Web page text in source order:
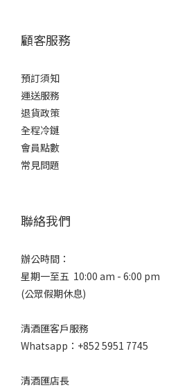
顧客服務
預訂須知
運送服務
退貨政策
全程冷鏈
會員點數
常見問題
聯絡我們
辦公時間：
星期一至五 10:00 am - 6:00 pm
(公眾假期休息)
清酒匯客戶服務
Whatsapp：+852 5951 7745
清酒匯店長